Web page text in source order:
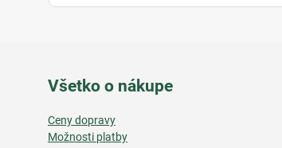
Všetko o nákupe
Ceny dopravy
Možnosti platby